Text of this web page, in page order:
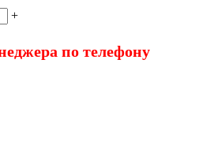
+
по телефону